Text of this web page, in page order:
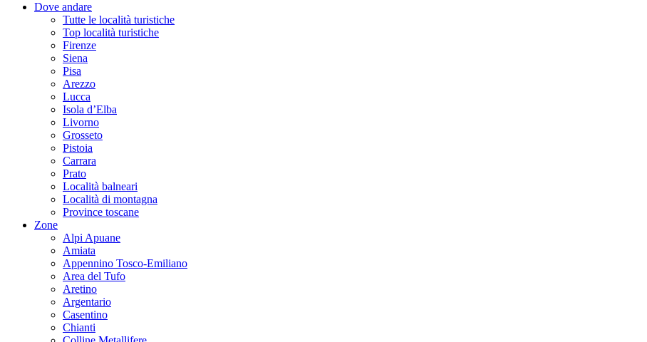
Dove andare
Tutte le località turistiche
Top località turistiche
Firenze
Siena
Pisa
Arezzo
Lucca
Isola d’Elba
Livorno
Grosseto
Pistoia
Carrara
Prato
Località balneari
Località di montagna
Province toscane
Zone
Alpi Apuane
Amiata
Appennino Tosco-Emiliano
Area del Tufo
Aretino
Argentario
Casentino
Chianti